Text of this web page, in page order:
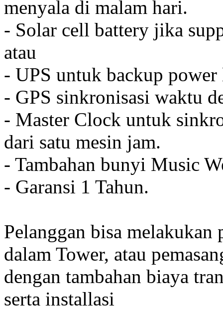
menyala di malam hari.
- Solar cell battery jika
atau
- UPS untuk backup
- GPS sinkronisasi waktu
- Master Clock untuk
dari satu mesin jam.
- Tambahan bunyi Music
- Garansi 1 Tahun.
Pelanggan bisa melakukan
dalam Tower, atau
dengan tambahan biaya
serta installasi